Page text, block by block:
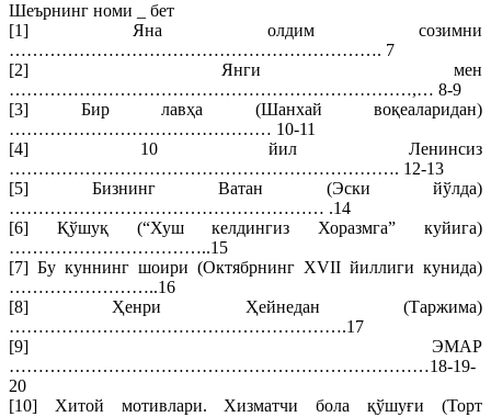
Шеърнинг номи _ бет
[1] Яна олдим созимни
………………………………………………………. 7
[2] Янги мен
……………………………………………………………,… 8-9
[3] Бир лавҳа (Шанхай воқеаларидан)
……………………………………… 10-11
[4] 10 йил Ленинсиз
…………………………………………………………. 12-13
[5] Бизнинг Ватан (Эски йўлда)
……………………………………………… .14
[6] Қўшуқ (“Хуш келдингиз Хоразмга” куйига)
……………………………..15
[7] Бу куннинг шоири (Октябрнинг XVII йиллиги кунида)
……………………..16
[8] Ҳенри Ҳейнедан (Таржима)
………………………………………………….17
[9] ЭМАР
………………………………………………………………18-19-
20
[10] Хитой мотивлари. Хизматчи бола қўшуғи (Торт